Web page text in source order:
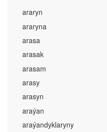
araryn
araryna
arasa
arasak
arasam
arasy
arasyn
araýan
araýandyklaryny